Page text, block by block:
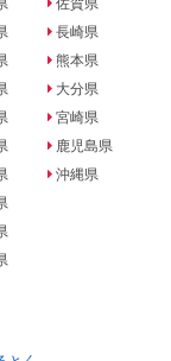
佐賀県
長崎県
熊本県
大分県
宮崎県
鹿児島県
沖縄県